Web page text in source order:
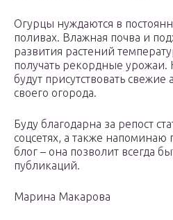
Огурцы нуждаются в
поливах. Влажная почва и
развития растений
получать рекордные урожаи.
будут присутствовать
своего огорода.
Буду благодарна за репост
соцсетях, а также напоминаю
блог – она позволит всегда
публикаций.
Марина Макарова